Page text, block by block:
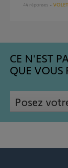
44 réponses VOLET
CE N'EST
QUE VOUS
Posez